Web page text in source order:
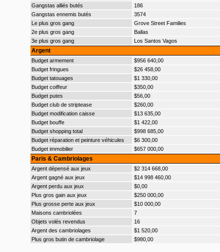
Gangstas alliés butés
186
Gangstas ennemis butés
3574
Le plus gros gang
Grove Street Families
2e plus gros gang
Ballas
3e plus gros gang
Los Santos Vagos
Argent
Budget armement
$956 640,00
Budget fringues
$26 458,00
Budget tatouages
$1 330,00
Budget coiffeur
$350,00
Budget putes
$56,00
Budget club de striptease
$260,00
Budget modification caisse
$13 635,00
Budget bouffe
$1 422,00
Budget shopping total
$998 685,00
Budget réparation et peinture véhicules
$6 300,00
Budget immobilier
$657 000,00
Paris & Cambriolages
Argent dépensé aux jeux
$2 314 668,00
Argent gagné aux jeux
$14 998 460,00
Argent perdu aux jeux
$0,00
Plus gros gain aux jeux
$250 000,00
Plus grosse perte aux jeux
$10 000,00
Maisons cambriolées
7
Objets volés revendus
16
Argent des cambriolages
$1 520,00
Plus gros butin de cambriolage
$980,00